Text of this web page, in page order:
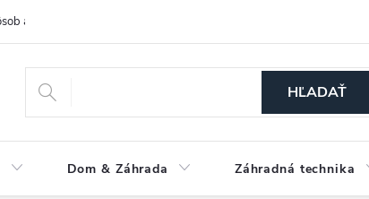
a cena dopravy
HĽADAŤ
Dom & Záhrada Záhradná technika